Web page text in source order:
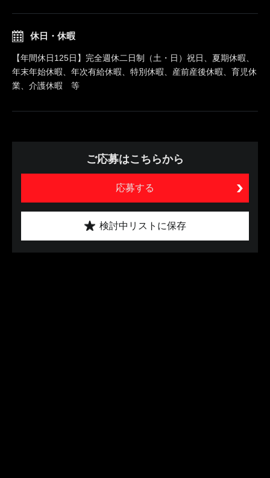
休日・休暇
【年間休日125日】完全週休二日制（土・日）祝日、夏期休暇、
年末年始休暇、年次有給休暇、特別休暇、産前産後休暇、育児休
業、介護休暇 等
ご応募はこちらから
応募する
検討中リストに保存